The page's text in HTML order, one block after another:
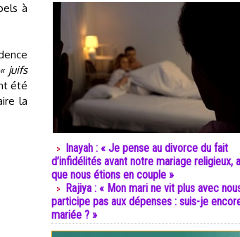
à
« juifs
été
la
Inayah : « Je pense au divorce du fait
d’infidélités avant notre mariage religieux,
que nous étions en couple »
Rajiya : « Mon mari ne vit plus avec
participe pas aux dépenses : suis-je
mariée ? »